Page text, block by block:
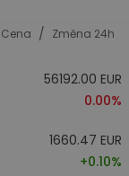
Cena / Změna 24h
56192.00 EUR
0.00%
1660.47 EUR
+0.10%